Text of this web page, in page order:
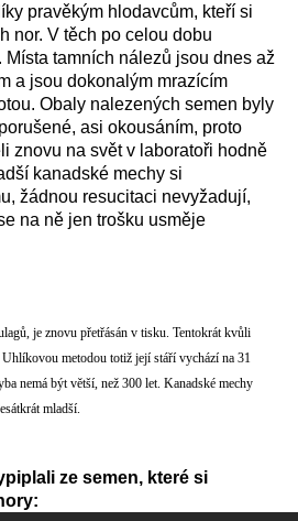
pravěkým hlodavcům, kteří si
nor. V těch po celou dobu
Místa tamních nálezů jsou dnes až
a jsou dokonalým mrazícím
Obaly nalezených semen byly
asi okousáním, proto
znovu na svět v laboratoři hodně
kanadské mechy si
žádnou resucitaci nevyžadují,
na ně jen trošku usměje
je znovu přetřásán v tisku. Tentokrát kvůli
metodou totiž její stáří vychází na 31
nemá být větší, než 300 let. Kanadské mechy
mladší.
ze semen, které si